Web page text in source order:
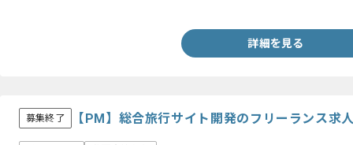
詳細を見る
募集終了 【PM】総合旅行サイト開発のフリーランス求